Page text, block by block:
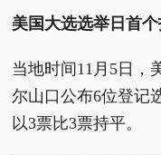
美国大选选举日首
当地时间11月5日，
尔山口公布6位登记
以3票比3票持平。